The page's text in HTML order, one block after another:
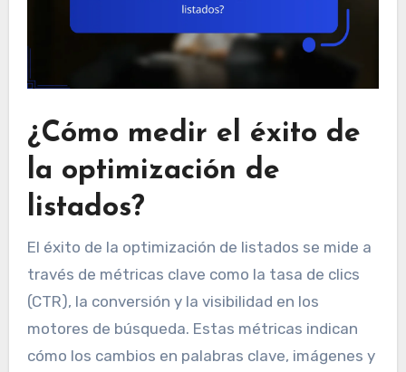
¿Cómo medir el éxito de
la optimización de
listados?
El éxito de la optimización de listados se mide a
través de métricas clave como la tasa de clics
(CTR), la conversión y la visibilidad en los
motores de búsqueda. Estas métricas indican
cómo los cambios en palabras clave, imágenes y